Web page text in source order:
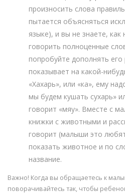
произносить слова
пытается объясняться
языке), и вы не знаете, как
говорить полноценные
попробуйте дополнять
показывает на какой-
«Хахарь», или «ка», ему
мы будем кушать сухарь»
говорит «мяу». Вместе с
книжки с животными и
говорит (малыши это
показать животное и по
название.
Важно! Когда вы обращаетесь к
поворачивайтесь так, чтобы